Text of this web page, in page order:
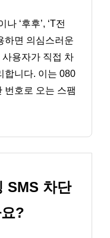
‘후후’, ‘T전
하면 의심스러운
용자가 직접 차
합니다. 이는 080
번호로 오는 스팸
SMS 차단
?